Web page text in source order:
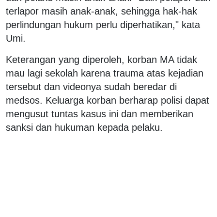
terlapor masih anak-anak, sehingga hak-hak
perlindungan hukum perlu diperhatikan," kata
Umi.
Keterangan yang diperoleh, korban MA tidak
mau lagi sekolah karena trauma atas kejadian
tersebut dan videonya sudah beredar di
medsos. Keluarga korban berharap polisi dapat
mengusut tuntas kasus ini dan memberikan
sanksi dan hukuman kepada pelaku.